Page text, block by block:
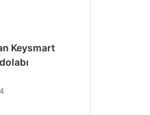
Keysmart